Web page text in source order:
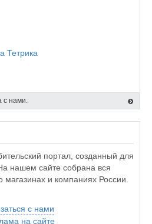
Тетрика
с нами.
портал, созданный для
нашем сайте собрана вся
и компаниях России.
с нами
на сайте